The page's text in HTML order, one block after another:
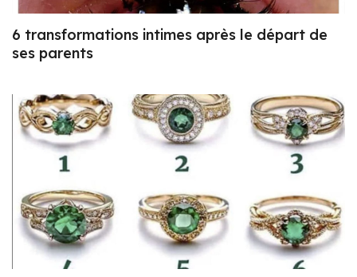
6 transformations intimes après le départ de
ses parents